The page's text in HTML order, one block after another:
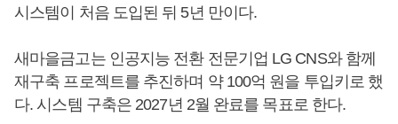
시스템이 처음 도입된 뒤 5년 만이다.
새마을금고는 인공지능 전환 전문기업 LG CNS와 함께
재구축 프로젝트를 추진하며 약 100억 원을 투입키로 했
다. 시스템 구축은 2027년 2월 완료를 목표로 한다.